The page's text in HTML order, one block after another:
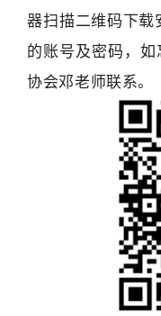
器扫描二维码下载
的账号及密码，
协会邓老师联系。